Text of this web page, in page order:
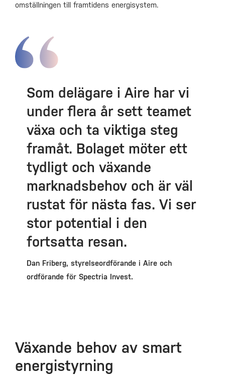
omställningen till framtidens energisystem.
Som delägare i Aire har vi
under flera år sett teamet
växa och ta viktiga steg
framåt. Bolaget möter ett
tydligt och växande
marknadsbehov och är väl
rustat för nästa fas. Vi ser
stor potential i den
fortsatta resan.
Dan Friberg, styrelseordförande i Aire och
ordförande för Spectria Invest.
Växande behov av smart
energistyrning